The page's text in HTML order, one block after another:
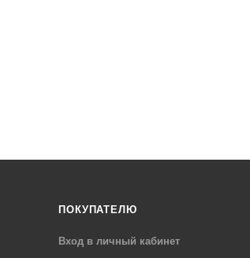
ПОКУПАТЕЛЮ
Вход в личный кабинет